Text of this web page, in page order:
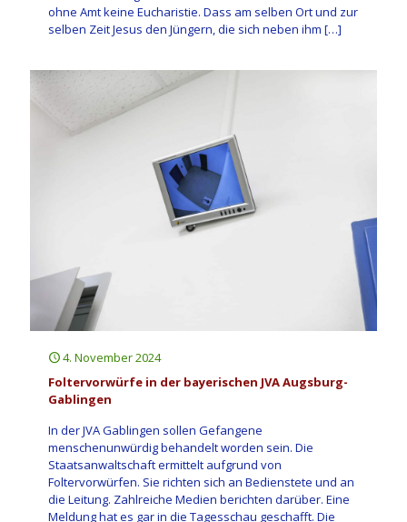
ohne Amt keine Eucharistie. Dass am selben Ort und zur
selben Zeit Jesus den Jüngern, die sich neben ihm […]
4. November 2024
Foltervorwürfe in der bayerischen JVA Augsburg-
Gablingen
In der JVA Gablingen sollen Gefangene
menschenunwürdig behandelt worden sein. Die
Staatsanwaltschaft ermittelt aufgrund von
Foltervorwürfen. Sie richten sich an Bedienstete und an
die Leitung. Zahlreiche Medien berichten darüber. Eine
Meldung hat es gar in die Tagesschau geschafft. Die